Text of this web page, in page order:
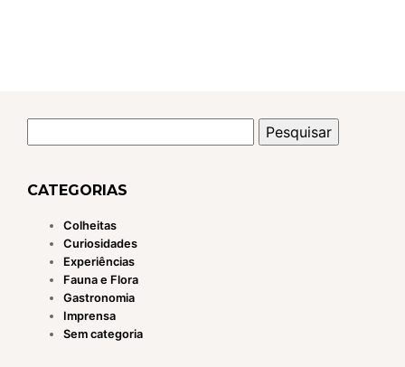
por:
CATEGORIAS
Colheitas
Curiosidades
Experiências
Fauna e Flora
Gastronomia
Imprensa
Sem categoria